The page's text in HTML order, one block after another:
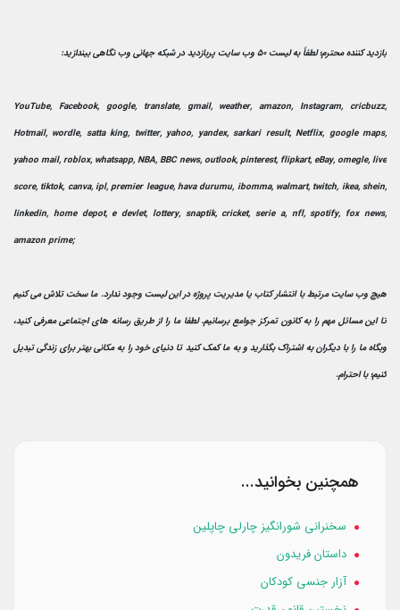
بازدید کننده محترم؛ لطفاً به لیست 50 وب سایت پربازدید در شبکه جهانی وب نگاهی بیندازید:
YouTube, Facebook, google, translate, gmail, weather, amazon, Instagram, cricbuzz,
Hotmail, wordle, satta king, twitter, yahoo, yandex, sarkari result, Netflix, google maps,
yahoo mail, roblox, whatsapp, NBA, BBC news, outlook, pinterest, flipkart, eBay, omegle, live
score, tiktok, canva, ipl, premier league, hava durumu, ibomma, walmart, twitch, ikea, shein,
linkedin, home depot, e devlet, lottery, snaptik, cricket, serie a, nfl, spotify, fox news,
amazon prime;
هیچ وب سایت مرتبط با انتشار کتاب یا مدیریت پروژه در این لیست وجود ندارد. ما سخت تلاش می کنیم
تا این مسائل مهم را به کانون تمرکز جوامع برسانیم. لطفا ما را از طریق رسانه های اجتماعی معرفی کنید،
وبگاه ما را با دیگران به اشتراک بگذارید و به ما کمک کنید تا دنیای خود را به مکانی بهتر برای زندگی تبدیل
کنیم؛ با احترام.
همچنین بخوانید...
سخنرانی شورانگیز چارلی چاپلین
داستان فریدون
آزار جنسی کودکان